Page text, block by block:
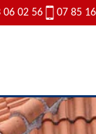
06 02 56 07 85